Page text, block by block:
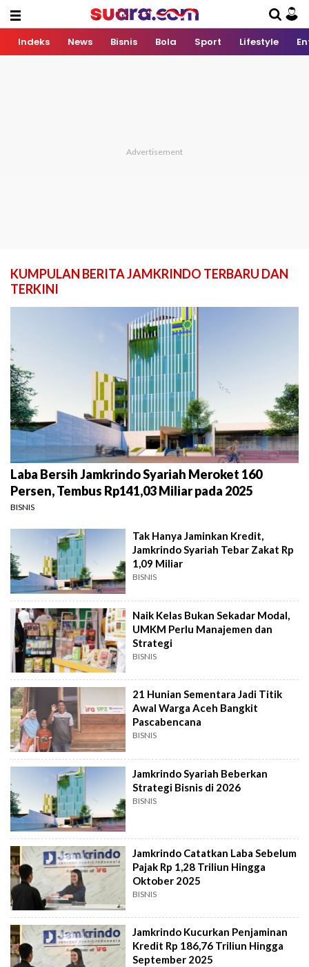
Indeks News Bisnis Bola Sport Lifestyle
KUMPULAN BERITA JAMKRINDO TERBARU DAN
TERKINI
Laba Bersih Jamkrindo Syariah Meroket 160
Persen, Tembus Rp141,03 Miliar pada 2025
BISNIS
Tak Hanya Jaminkan Kredit,
Jamkrindo Syariah Tebar Zakat Rp
1,09 Miliar
BISNIS
Naik Kelas Bukan Sekadar Modal,
UMKM Perlu Manajemen dan
Strategi
BISNIS
21 Hunian Sementara Jadi Titik
Awal Warga Aceh Bangkit
Pascabencana
BISNIS
Jamkrindo Syariah Beberkan
Strategi Bisnis di 2026
BISNIS
Jamkrindo Catatkan Laba Sebelum
Pajak Rp 1,28 Triliun Hingga
Oktober 2025
BISNIS
Jamkrindo Kucurkan Penjaminan
Kredit Rp 186,76 Triliun Hingga
September 2025